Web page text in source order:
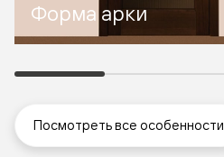
Форма арки
Посмотреть все особенности